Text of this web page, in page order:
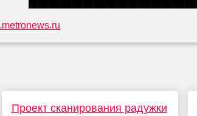
Проект сканирования радужки